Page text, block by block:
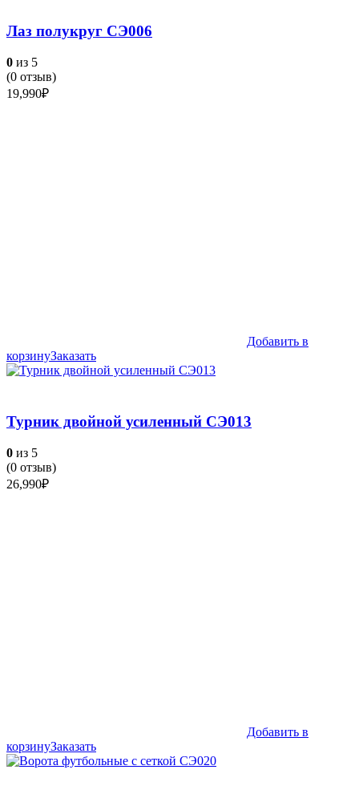
Лаз полукруг СЭ006
0 из 5
(0 отзыв)
19,990₽
Добавить в
корзинуЗаказать
Турник двойной усиленный СЭ013
0 из 5
(0 отзыв)
26,990₽
Добавить в
корзинуЗаказать